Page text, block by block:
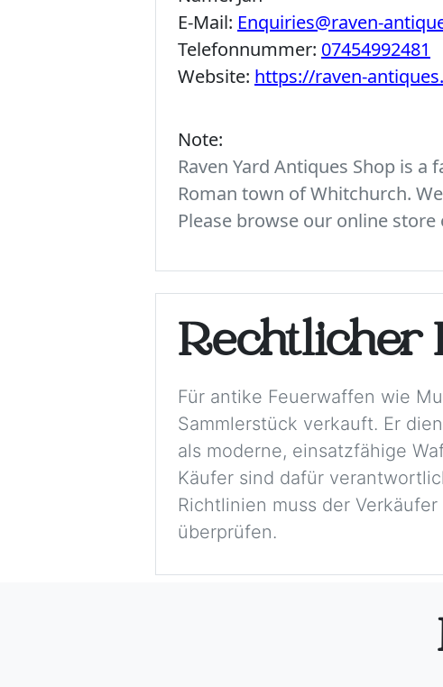
E-Mail: Enquiries@raven-
Telefonnummer: 07454992481
Website: https://raven-
Note:
Raven Yard Antiques Shop is
Roman town of Whitchurch.
Please browse our online
Rechtlicher
Für antike Feuerwaffen wie
Sammlerstück verkauft. Er
als moderne, einsatzfähige
Käufer sind dafür
Richtlinien muss der
überprüfen.